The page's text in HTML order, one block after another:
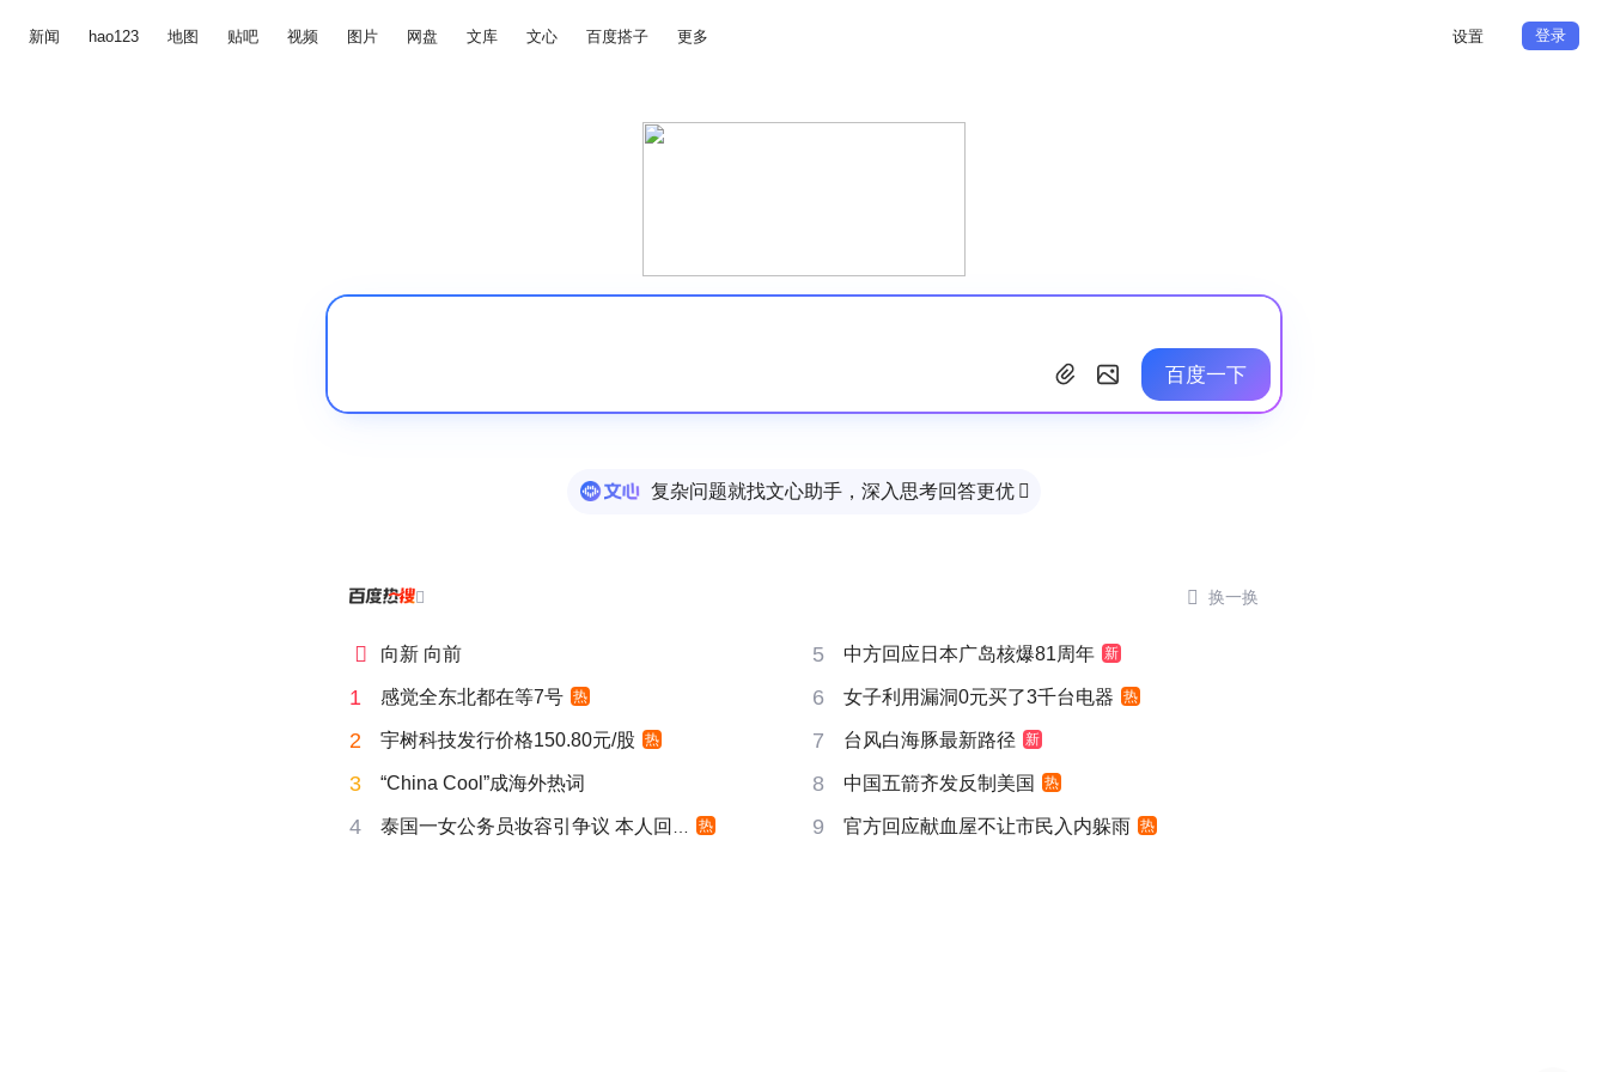
新闻 hao123 地图 贴吧 视频 图片 网盘 文库 文心 百度搭子 更多 设置 登录
百度一下
复杂问题就找文心助手，深入思考回答更优 
  换一换
 向新 向前 5 中方回应日本广岛核爆81周年 新
1 感觉全东北都在等7号 热 6 女子利用漏洞0元买了3千台电器 热
2 宇树科技发行价格150.80元/股 热 7 台风白海豚最新路径 新
3 “China Cool”成海外热词 8 中国五箭齐发反制美国 热
4 泰国一女公务员妆容引争议 本人回应 热 9 官方回应献血屋不让市民入内躲雨 热